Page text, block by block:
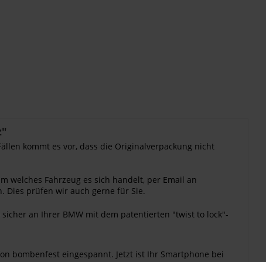
kommt es vor, dass die Originalverpackung nicht
welches Fahrzeug es sich handelt, per Email an
Dies prüfen wir auch gerne für Sie.
an Ihrer BMW mit dem patentierten "twist to lock"-
bombenfest eingespannt. Jetzt ist Ihr Smartphone bei